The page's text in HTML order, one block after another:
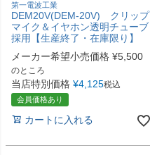
第一電波工業
DEM20V(DEM-20V) クリップ
マイク＆イヤホン透明チューブ
採用【生産終了・在庫限り】
メーカー希望小売価格 ¥5,500
のところ
当店特別価格 ¥4,125税込
会員価格あり
カートに入れる